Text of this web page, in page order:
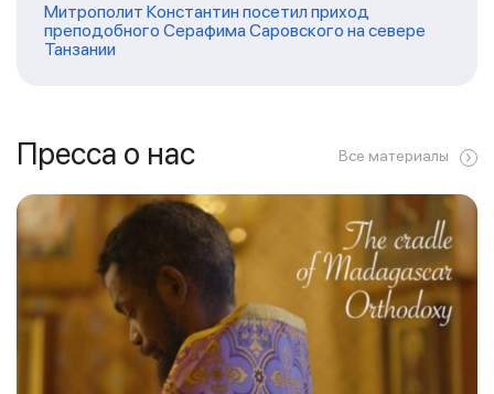
Митрополит Константин посетил приход
преподобного Серафима Саровского на севере
Танзании
Пресса о нас Все материалы